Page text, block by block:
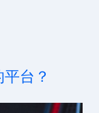
台？